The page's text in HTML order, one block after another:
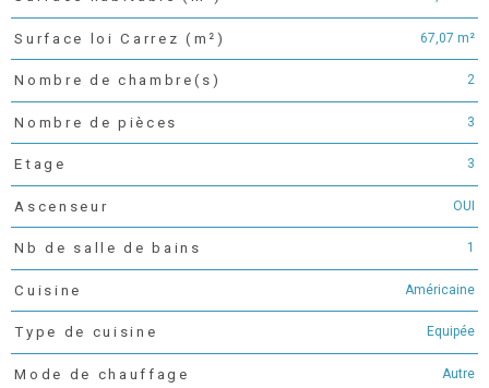
Surface loi Carrez (m²) 67,07 m²
Nombre de chambre(s) 2
Nombre de pièces 3
Etage 3
Ascenseur OUI
Nb de salle de bains 1
Cuisine Américaine
Type de cuisine Equipée
Mode de chauffage Autre